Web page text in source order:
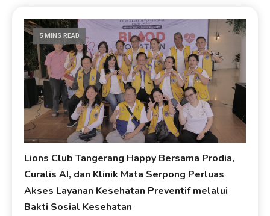
5 MINS READ
Lions Club Tangerang Happy Bersama Prodia,
Curalis AI, dan Klinik Mata Serpong Perluas
Akses Layanan Kesehatan Preventif melalui
Bakti Sosial Kesehatan